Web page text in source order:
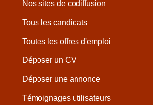
Nos sites de codiffusion
Tous les candidats
Toutes les offres d'emploi
Déposer un CV
Déposer une annonce
Témoignages utilisateurs